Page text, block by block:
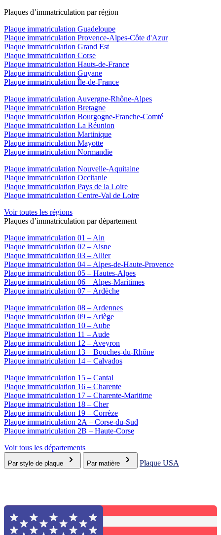
Plaques d’immatriculation par région
Plaque immatriculation Guadeloupe
Plaque immatriculation Provence-Alpes-Côte d'Azur
Plaque immatriculation Grand Est
Plaque immatriculation Corse
Plaque immatriculation Hauts-de-France
Plaque immatriculation Guyane
Plaque immatriculation Île-de-France
Plaque immatriculation Auvergne-Rhône-Alpes
Plaque immatriculation Bretagne
Plaque immatriculation Bourgogne-Franche-Comté
Plaque immatriculation La Réunion
Plaque immatriculation Martinique
Plaque immatriculation Mayotte
Plaque immatriculation Normandie
Plaque immatriculation Nouvelle-Aquitaine
Plaque immatriculation Occitanie
Plaque immatriculation Pays de la Loire
Plaque immatriculation Centre-Val de Loire
Voir toutes les régions
Plaques d’immatriculation par département
Plaque immatriculation 01 – Ain
Plaque immatriculation 02 – Aisne
Plaque immatriculation 03 – Allier
Plaque immatriculation 04 – Alpes-de-Haute-Provence
Plaque immatriculation 05 – Hautes-Alpes
Plaque immatriculation 06 – Alpes-Maritimes
Plaque immatriculation 07 – Ardèche
Plaque immatriculation 08 – Ardennes
Plaque immatriculation 09 – Ariège
Plaque immatriculation 10 – Aube
Plaque immatriculation 11 – Aude
Plaque immatriculation 12 – Aveyron
Plaque immatriculation 13 – Bouches-du-Rhône
Plaque immatriculation 14 – Calvados
Plaque immatriculation 15 – Cantal
Plaque immatriculation 16 – Charente
Plaque immatriculation 17 – Charente-Maritime
Plaque immatriculation 18 – Cher
Plaque immatriculation 19 – Corrèze
Plaque immatriculation 2A – Corse-du-Sud
Plaque immatriculation 2B – Haute-Corse
Voir tous les départements
Par style de plaque Par matière Plaque USA